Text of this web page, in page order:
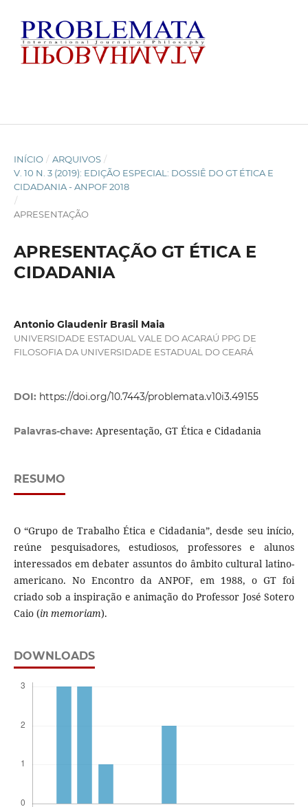
INÍCIO / ARQUIVOS /
V. 10 N. 3 (2019): EDIÇÃO ESPECIAL: DOSSIÊ DO GT ÉTICA E
CIDADANIA - ANPOF 2018
/
APRESENTAÇÃO
APRESENTAÇÃO GT ÉTICA E
CIDADANIA
Antonio Glaudenir Brasil Maia
UNIVERSIDADE ESTADUAL VALE DO ACARAÚ PPG DE
FILOSOFIA DA UNIVERSIDADE ESTADUAL DO CEARÁ
DOI: https://doi.org/10.7443/problemata.v10i3.49155
Palavras-chave: Apresentação, GT Ética e Cidadania
RESUMO
O “Grupo de Trabalho Ética e Cidadania”, desde seu início,
reúne pesquisadores, estudiosos, professores e alunos
interessados em debater assuntos do âmbito cultural latino-
americano. No Encontro da ANPOF, em 1988, o GT foi
criado sob a inspiração e animação do Professor José Sotero
Caio (in memoriam).
DOWNLOADS